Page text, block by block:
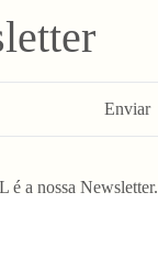
Enviar
a nossa Newsletter.